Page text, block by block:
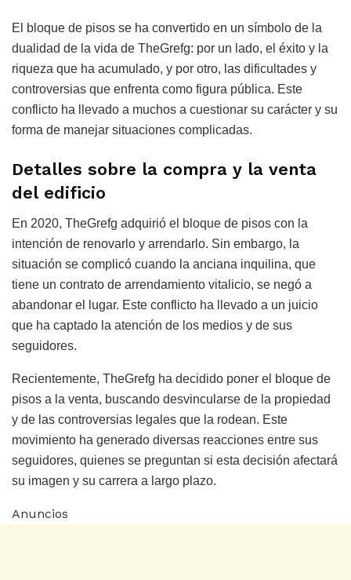
El bloque de pisos se ha convertido en un símbolo de la
dualidad de la vida de TheGrefg: por un lado, el éxito y la
riqueza que ha acumulado, y por otro, las dificultades y
controversias que enfrenta como figura pública. Este
conflicto ha llevado a muchos a cuestionar su carácter y su
forma de manejar situaciones complicadas.
Detalles sobre la compra y la venta
del edificio
En 2020, TheGrefg adquirió el bloque de pisos con la
intención de renovarlo y arrendarlo. Sin embargo, la
situación se complicó cuando la anciana inquilina, que
tiene un contrato de arrendamiento vitalicio, se negó a
abandonar el lugar. Este conflicto ha llevado a un juicio
que ha captado la atención de los medios y de sus
seguidores.
Recientemente, TheGrefg ha decidido poner el bloque de
pisos a la venta, buscando desvincularse de la propiedad
y de las controversias legales que la rodean. Este
movimiento ha generado diversas reacciones entre sus
seguidores, quienes se preguntan si esta decisión afectará
su imagen y su carrera a largo plazo.
Anuncios